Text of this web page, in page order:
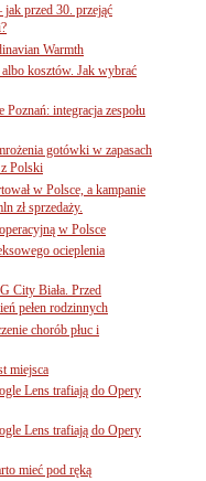
jak przed 30. przejąć
Warmth
kosztów. Jak wybrać
integracja zespołu
gotówki w zapasach
Polski
w Polsce, a kampanie
zł sprzedaży.
w Polsce
ocieplenia
City Biała. Przed
pełen rodzinnych
chorób płuc i
miejsca
Lens trafiają do Opery
Lens trafiają do Opery
mieć pod ręką